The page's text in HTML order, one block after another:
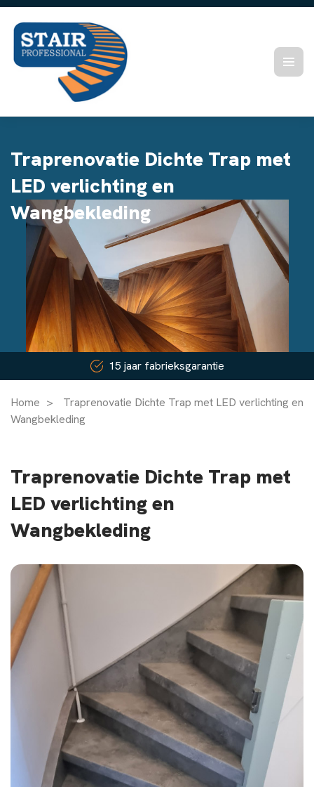
Traprenovatie Dichte Trap met
LED verlichting en
Wangbekleding
15 jaar fabrieksgarantie
Home >
Traprenovatie Dichte Trap met LED verlichting en
Wangbekleding
Traprenovatie Dichte Trap met
LED verlichting en
Wangbekleding